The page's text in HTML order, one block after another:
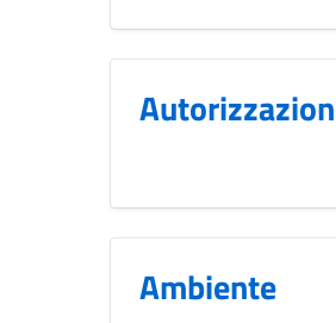
Ambiente